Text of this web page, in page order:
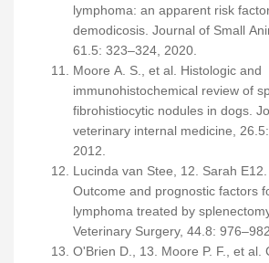
lymphoma: an apparent risk
demodicosis. Journal of Small
61.5: 323–324, 2020.
Moore A. S., et al. Histologic and
immunohistochemical review of
fibrohistiocytic nodules in dogs.
veterinary internal medicine,
2012.
Lucinda van Stee, 12. Sarah
Outcome and prognostic factors
lymphoma treated by
Veterinary Surgery, 44.8:
O'Brien D., 13. Moore P. F., et al.